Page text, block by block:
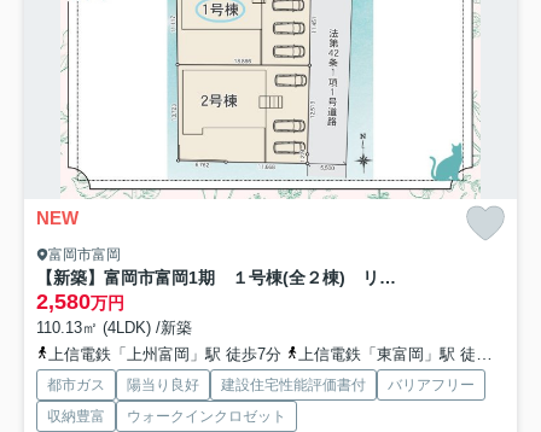
NEW
富岡市富岡
【新築】富岡市富岡1期 １号棟(全２棟) リナージュ 新築建売分譲
2,580万円
110.13㎡ (4LDK) /新築
上信電鉄「上州富岡」駅 徒歩7分
上信電鉄「東富岡」駅 徒歩16分
都市ガス 陽当り良好 建設住宅性能評価書付
バリアフリー
収納豊富
ウォークインクロゼット